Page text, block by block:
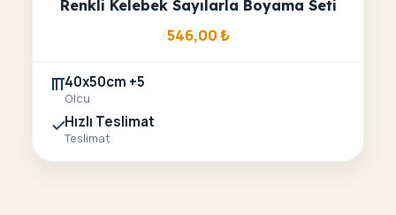
Renkli Kelebek Sayılarla Boyama Seti
546,00₺
40x50cm +5
Olcu
Hızlı Teslimat
Teslimat